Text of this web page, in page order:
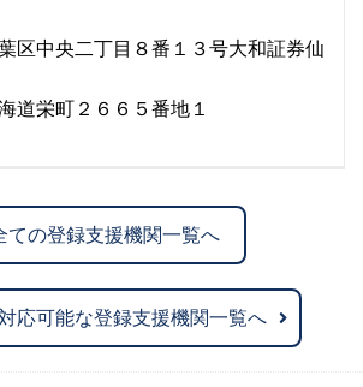
区中央二丁目８番１３号大和証券仙
道栄町２６６５番地１
ての登録支援機関一覧へ
応可能な登録支援機関一覧へ